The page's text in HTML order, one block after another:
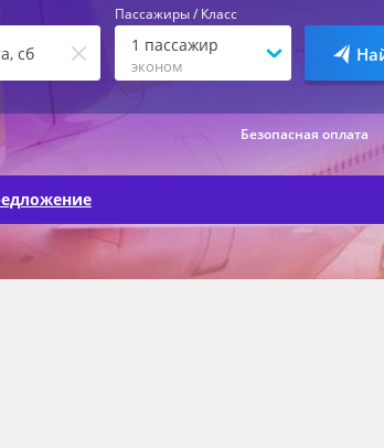
сб
Пассажиры / Класс
1 пассажир
эконом
Безопасная оплата